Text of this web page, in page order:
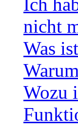
Ich
nicht
Was
Wozu